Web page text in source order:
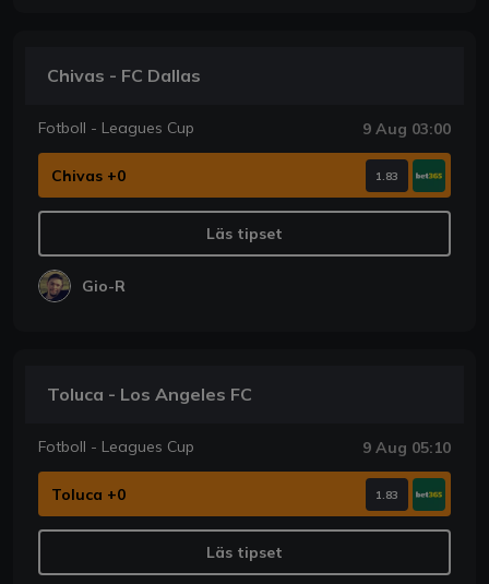
Chivas - FC Dallas
Fotboll - Leagues Cup 9 Aug 03:00
Chivas +0 1.83
Läs tipset
Gio-R
Toluca - Los Angeles FC
Fotboll - Leagues Cup 9 Aug 05:10
Toluca +0 1.83
Läs tipset